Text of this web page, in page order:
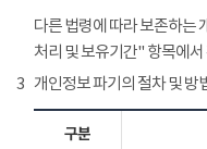
다른 법령에 따라 보존하는
처리 및 보유기간" 항목에서
3 개인정보 파기의 절차 및 방
구분